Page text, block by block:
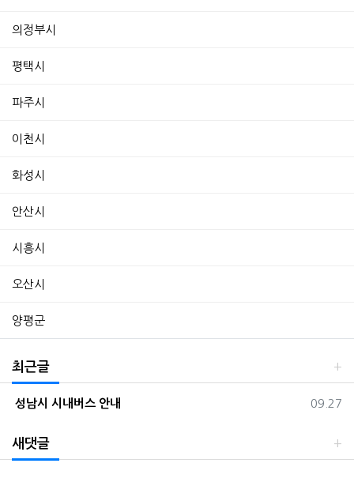
의정부시
평택시
파주시
이천시
화성시
안산시
시흥시
오산시
양평군
최근글
등록일
09.27
성남시 시내버스 안내
새댓글